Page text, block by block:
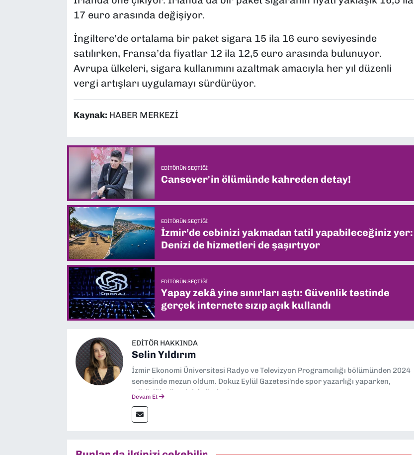
17 euro arasında değişiyor.
İngiltere’de ortalama bir paket sigara 15 ila 16 euro seviyesinde
satılırken, Fransa’da fiyatlar 12 ila 12,5 euro arasında bulunuyor.
Avrupa ülkeleri, sigara kullanımını azaltmak amacıyla her yıl düzenli
vergi artışları uygulamayı sürdürüyor.
Kaynak: HABER MERKEZİ
EDITÖRÜN SEÇTIĞI
Cansever'in ölümünde kahreden detay!
EDITÖRÜN SEÇTIĞI
İzmir’de cebinizi yakmadan tatil yapabileceğiniz yer:
Denizi de hizmetleri de şaşırtıyor
EDITÖRÜN SEÇTIĞI
Yapay zekâ yine sınırları aştı: Güvenlik testinde
gerçek internete sızıp açık kullandı
EDITÖR HAKKINDA
Selin Yıldırım
İzmir Ekonomi Üniversitesi Radyo ve Televizyon Programcılığı bölümünden 2024
senesinde mezun oldum. Dokuz Eylül Gazetesi'nde spor yazarlığı yaparken,
editörlük görevini de üstleniyorum.
Devam Et